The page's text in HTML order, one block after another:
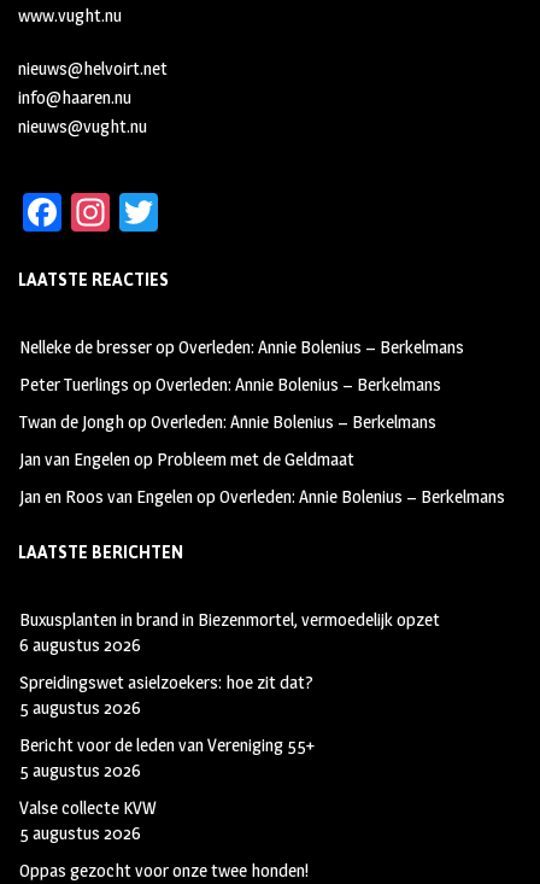
www.vught.nu
nieuws@helvoirt.net
info@haaren.nu
nieuws@vught.nu
Fa
b
oo
k
In
ag
m
tt
LAATSTE REACTIES
Nelleke de bresseropOverleden: Annie Bolenius – Berkelmans
Peter Tuerlings opOverleden: Annie Bolenius – Berkelmans
Twan de JonghopOverleden: Annie Bolenius – Berkelmans
Jan van Engelenop Probleem met de Geldmaat
Jan en Roos van EngelenopOverleden: Annie Bolenius – Berkelmans
LAATSTE BERICHTEN
Buxusplanten in brand in Biezenmortel, vermoedelijk opzet
6 augustus 2026
Spreidingswet asielzoekers: hoe zit dat?
5 augustus 2026
Bericht voor de leden van Vereniging 55+
5 augustus 2026
Valse collecte KVW
5 augustus 2026
Oppas gezocht voor onze twee honden!